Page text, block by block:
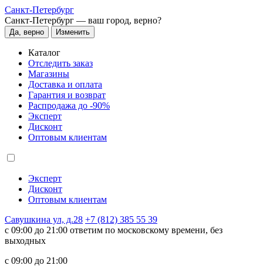
Санкт-Петербург
Санкт-Петербург — ваш город, верно?
Да, верно Изменить
Каталог
Отследить заказ
Магазины
Доставка и оплата
Гарантия и возврат
Распродажа до -90%
Эксперт
Дисконт
Оптовым клиентам
Эксперт
Дисконт
Оптовым клиентам
Савушкина ул, д.28 +7 (812) 385 55 39
c 09:00 до 21:00 ответим по московскому времени, без
выходных
c 09:00 до 21:00